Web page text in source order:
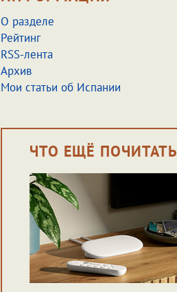
О разделе
Рейтинг
RSS-лента
Архив
Мои статьи об Испании
ЧТО ЕЩЁ ПОЧИТАТЬ